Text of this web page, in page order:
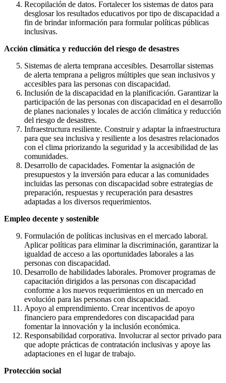
Recopilación de datos. Fortalecer los sistemas de datos para
desglosar los resultados educativos por tipo de discapacidad a
fin de brindar información para formular políticas públicas
inclusivas.
Acción climática y reducción del riesgo de desastres
Sistemas de alerta temprana accesibles. Desarrollar sistemas
de alerta temprana a peligros múltiples que sean inclusivos y
accesibles para las personas con discapacidad.
Inclusión de la discapacidad en la planificación. Garantizar la
participación de las personas con discapacidad en el desarrollo
de planes nacionales y locales de acción climática y reducción
del riesgo de desastres.
Infraestructura resiliente. Construir y adaptar la infraestructura
para que sea inclusiva y resiliente a los desastres relacionados
con el clima priorizando la seguridad y la accesibilidad de las
comunidades.
Desarrollo de capacidades. Fomentar la asignación de
presupuestos y la inversión para educar a las comunidades
incluidas las personas con discapacidad sobre estrategias de
preparación, respuestas y recuperación para desastres
adaptadas a los diversos requerimientos.
Empleo decente y sostenible
Formulación de políticas inclusivas en el mercado laboral.
Aplicar políticas para eliminar la discriminación, garantizar la
igualdad de acceso a las oportunidades laborales a las
personas con discapacidad.
Desarrollo de habilidades laborales. Promover programas de
capacitación dirigidos a las personas con discapacidad
conforme a los nuevos requerimientos en un mercado en
evolución para las personas con discapacidad.
Apoyo al emprendimiento. Crear incentivos de apoyo
financiero para emprendedores con discapacidad para
fomentar la innovación y la inclusión económica.
Responsabilidad corporativa. Involucrar al sector privado para
que adopte prácticas de contratación inclusivas y apoye las
adaptaciones en el lugar de trabajo.
Protección social